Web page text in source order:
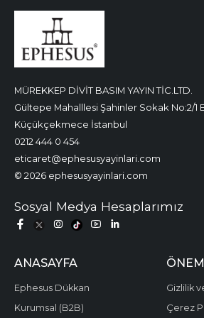
MÜREKKEP DİVİT BASIM YAYIN TİC.LTD.
Gültepe Mahalllesi Şahinler Sokak No:2/1
Küçükçekmece İstanbul
0212 444 0 454
eticaret@ephesusyayinlari.com
© 2026 ephesusyayinlari.com
Sosyal Medya Hesaplarımız
ANASAYFA
Ephesus Dükkan
Kurumsal (B2B)
Gizlilik
Çerez